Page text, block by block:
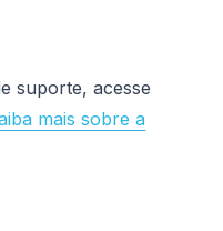
suporte, acesse
mais sobre a